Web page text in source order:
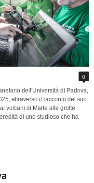
0
dell'Università di Padova,
attraverso il racconto del suo
vulcani di Marte alle grotte
di uno studioso che ha